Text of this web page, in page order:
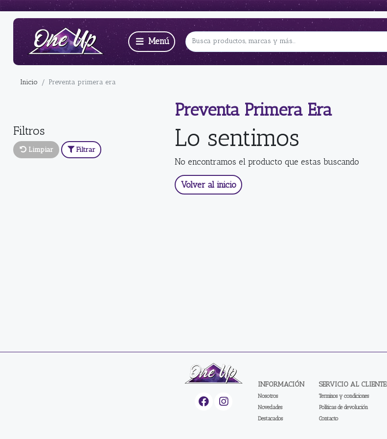
Inicio Preventa primera era
Preventa Primera Era
Filtros
Limpiar Filtrar Lo sentimos
No encontramos el producto que estas buscando
Volver al inicio
INFORMACIÓN
Nosotros
Novedades
Destacados
SERVICIO AL CLIENTE
Terminos y condiciones
Políticas de devolución
Contacto